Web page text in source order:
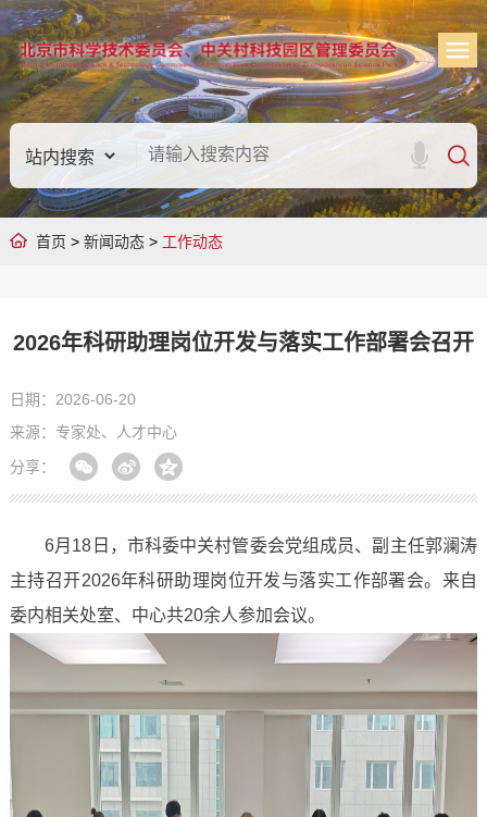
首页 > 新闻动态> 工作动态
2026年科研助理岗位开发与落实工作部署会召开
日期：2026-06-20
来源：专家处、人才中心
分享：
6月18日，市科委中关村管委会党组成员、副主任郭澜涛
主持召开2026年科研助理岗位开发与落实工作部署会。来自
委内相关处室、中心共20余人参加会议。